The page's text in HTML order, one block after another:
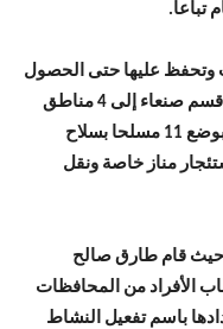
تباعا.
وتحفظ عليها حتى الحصول
عليها بشكل كامل ومنها أن صالح كان قد قسم صنعاء إلى 4 مناطق
عسكرية وقسم كل مربعات صغيرة وقام بوضع 11 مسلحا بسلاح
مناز خاصة ونقل
بعد 24 أغسطس حيث قام طارق صالح
الأفراد من المحافظات
باسم تفعيل النشاط